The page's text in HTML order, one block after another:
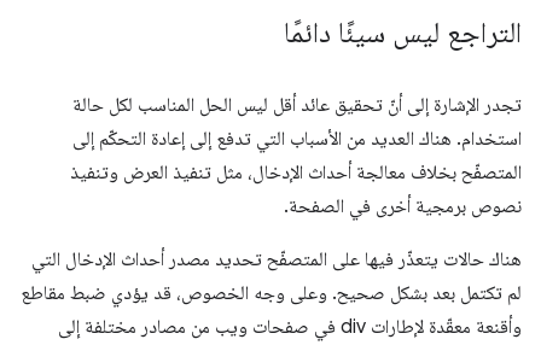
التراجع ليس سيئًا دائمًا
تجدر الإشارة إلى أنّ تحقيق عائد أقل ليس الحل المناسب لكل حالة
استخدام. هناك العديد من الأسباب التي تدفع إلى إعادة التحكّم إلى
المتصفّح بخلاف معالجة أحداث الإدخال، مثل تنفيذ العرض وتنفيذ
نصوص برمجية أخرى في الصفحة.
هناك حالات يتعذّر فيها على المتصفّح تحديد مصدر أحداث الإدخال التي
لم تكتمل بعد بشكل صحيح. وعلى وجه الخصوص، قد يؤدي ضبط مقاطع
وأقنعة معقّدة لإطارات div في صفحات ويب من مصادر مختلفة إلى